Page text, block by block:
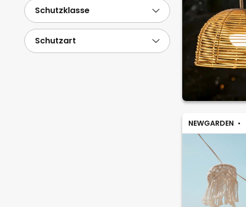
NEWGARDEN
Schutzklasse
Schutzart